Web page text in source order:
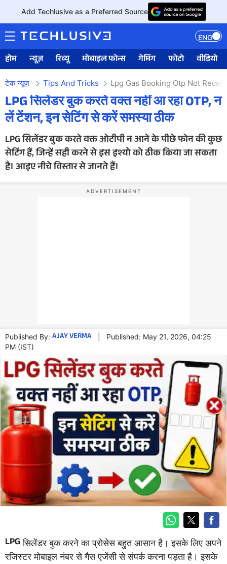
Add Techlusive as a Preferred Source
ENG
होम न्यूज़ रिव्यू मोबाइल फोन्स गेमिंग फोटो वीडियो
टेक न्यूज़ Tips And Tricks Lpg Gas Booking Otp Not
LPG सिलेंडर बुक करते वक्त नहीं आ रहा OTP, न
लें टेंशन, इन सेटिंग से करें समस्या ठीक
LPG सिलेंडर बुक करते वक्त ओटीपी न आने के पीछे फोन की कुछ
सेटिंग हैं, जिन्हें सही करने से इस इश्यो को ठीक किया जा सकता
है। आइए नीचे विस्तार से जानते हैं।
Published By: AJAY VERMA
Published: May 21, 2026, 04:25
PM (IST)
LPG सिलेंडर बुक करने का प्रोसेस बहुत आसान है। इसके लिए अपने
रजिस्टर मोबाइल नंबर से गैस एजेंसी से संपर्क करना पड़ता है। इसके